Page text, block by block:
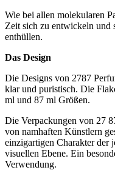
Wie bei allen molekularen
Zeit sich zu entwickeln und
enthüllen.
Das Design
Die Designs von 2787
klar und puristisch. Die
ml und 87 ml Größen.
Die Verpackungen von 27
von namhaften Künstlern
einzigartigen Charakter
visuellen Ebene. Ein
Verwendung.